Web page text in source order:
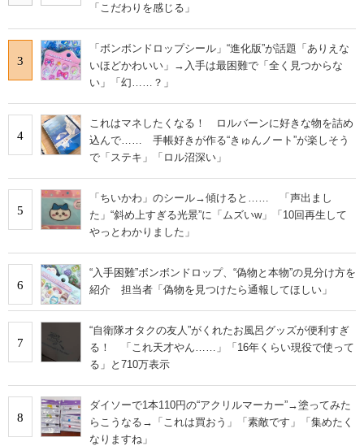
「こだわりを感じる」
3
「ボンボンドロップシール」“進化版”が話題「ありえな
いほどかわいい」→入手は最困難で「全く見つからな
い」「幻……？」
4
これはマネしたくなる！ ロルバーンに好きな物を詰め
込んで…… 手帳好きが作る“きゅんノート”が楽しそう
で「ステキ」「ロル沼深い」
5
「ちいかわ」のシール→傾けると…… 「声出まし
た」“斜め上すぎる光景”に「ムズいw」「10回再生して
やっとわかりました」
6
“入手困難”ボンボンドロップ、“偽物と本物”の見分け方を
紹介 担当者「偽物を見つけたら通報してほしい」
7
“自衛隊オタクの友人”がくれたお風呂グッズが便利すぎ
る！ 「これ天才やん……」「16年くらい現役で使って
る」と710万表示
8
ダイソーで1本110円の“アクリルマーカー”→塗ってみた
らこうなる→「これは買おう」「素敵です」「集めたく
なりますね」